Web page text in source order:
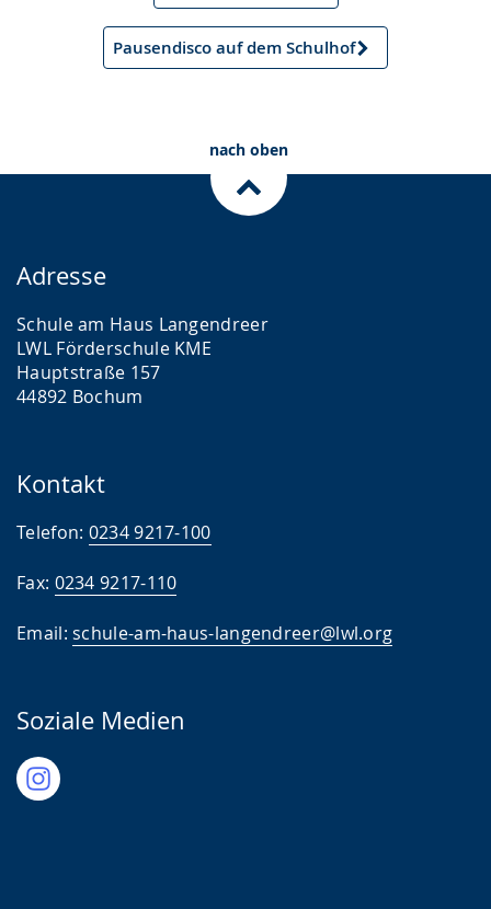
Pausendisco auf dem Schulhof
Nächster
nach oben
Adresse
Schule am Haus Langendreer
LWL Förderschule KME
Hauptstraße 157
44892 Bochum
Kontakt
Telefon: 0234 9217-100
Fax: 0234 9217-110
Email:schule-am-haus-langendreer@lwl.org
Soziale Medien